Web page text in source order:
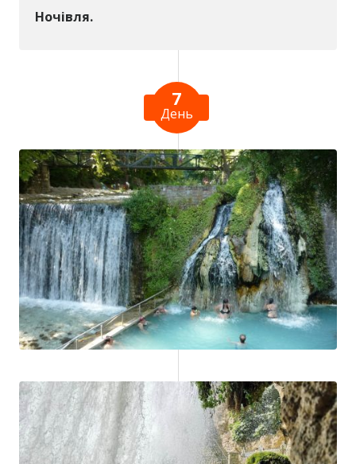
Ночівля.
7
День